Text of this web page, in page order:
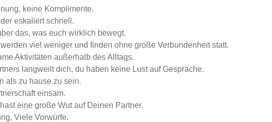
keine Komplimente.
eskaliert schnell.
das, was euch wirklich bewegt.
viel weniger und finden ohne große Verbundenheit statt.
Aktivitäten außerhalb des Alltags.
langweilt dich, du haben keine Lust auf Gespräche.
als zu hause zu sein.
einsam.
eine große Wut auf Deinen Partner.
Viele Vorwürfe.